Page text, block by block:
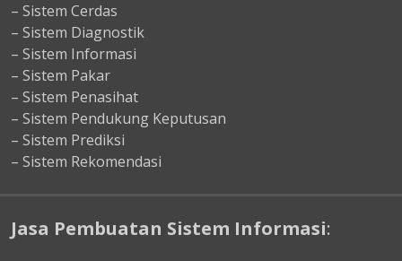
– Sistem Cerdas
– Sistem Diagnostik
– Sistem Informasi
– Sistem Pakar
– Sistem Penasihat
– Sistem Pendukung Keputusan
– Sistem Prediksi
– Sistem Rekomendasi
Jasa Pembuatan Sistem Informasi: